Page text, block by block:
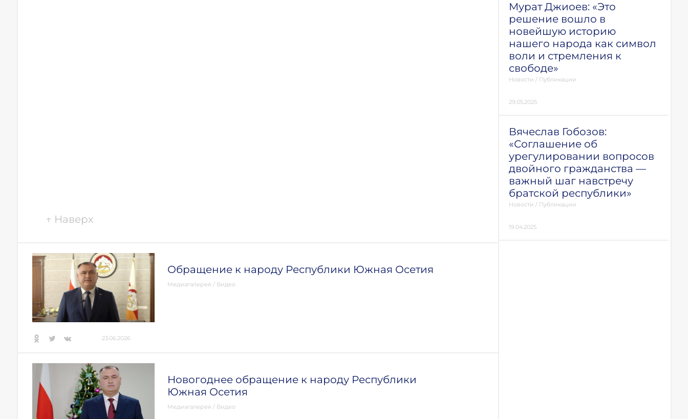
↑ Наверх
Обращение к народу Республики Южная Осетия
Медиагалерея / Видео
23.06.2026
Новогоднее обращение к народу Республики
Южная Осетия
Медиагалерея / Видео
Мурат Джиоев: «Это
решение вошло в
новейшую историю
нашего народа как символ
воли и стремления к
свободе»
Новости / Публикации
29.05.2025
Вячеслав Гобозов:
«Соглашение об
урегулировании вопросов
двойного гражданства —
важный шаг навстречу
братской республики»
Новости / Публикации
19.04.2025